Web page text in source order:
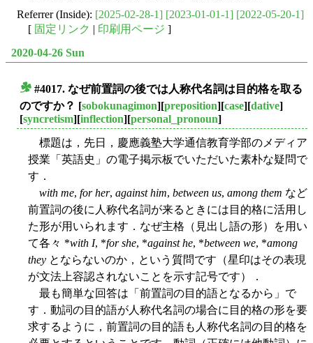
Referrer (Inside): [2025-02-28-1] [2023-01-01-1] [2022-05-20-1]
[ 固定リンク | 印刷用ページ ]
2020-04-26 Sun
#4017. なぜ前置詞の後では人称代名詞は目的格を取る
のですか？ [sobokunagimon][preposition][case][dative]
[syncretism][inflection][personal_pronoun]
標題は，先日，慶應義塾大学通信教育学部のメディア
授業「英語史」の電子掲示板でいただいた素朴な疑問で
す．
with me, for her, against him, between us, among them など
前置詞の後に人称代名詞が来るときには目的格に活用し
た形が用いられます．なぜ主格（見出し語の形）を用い
て各々 *with I, *for she, *against he, *between we, *among
they とならないのか，という質問です（星印はその表現
が文法上容認されないことを示す記号です）．
最も簡単な回答は「前置詞の目的語となるから」で
す．動詞の目的語が人称代名詞の場合に目的格の形を要
求するように，前置詞の目的語も人称代名詞の目的格を